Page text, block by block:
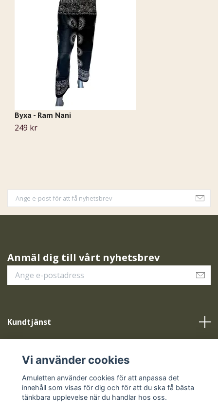
Byxa - Ram Nani
249 kr
Anmäl dig till vårt nyhetsbrev
Kundtjänst
Sociala medier
Vi använder cookies
Amuletten använder cookies för att anpassa det
innehåll som visas för dig och för att du ska få bästa
tänkbara upplevelse när du handlar hos oss.